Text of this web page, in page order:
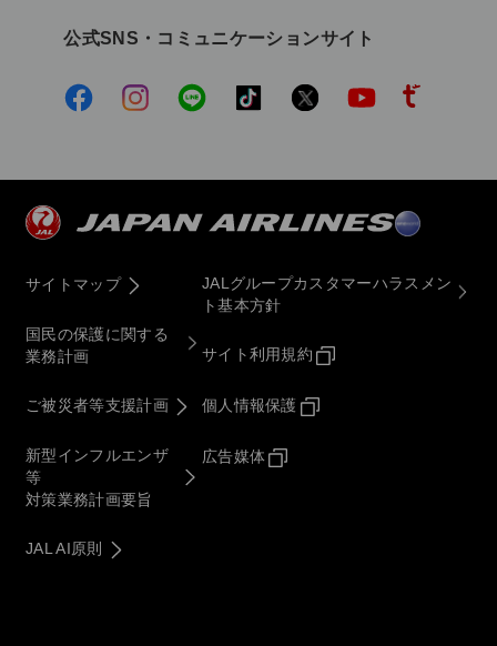
公式SNS・コミュニケーションサイト
サイトマップ
国民の保護に関する
業務計画
ご被災者等支援計画
新型インフルエンザ
等
対策業務計画要旨
JAL AI原則
JALグループカスタマーハラスメン
ト基本方針
サイト利用規約
個人情報保護
広告媒体